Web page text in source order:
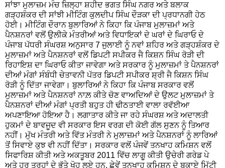
ਸਾਂਝਾ ਮੁਲਾਜ਼ਮ ਮੰਚ ਜ਼ਿਲ੍ਹਾ ਸ਼ਹੀਦ ਭਗਤ ਸਿੰਘ ਨਗਰ ਅਤੇ ਬਲਾਕ
ਗੜ੍ਹਸ਼ੰਕਰ ਦੀ ਸਾਂਝੀ ਮੀਟਿੰਗ ਕੁਲਦੀਪ ਸਿੰਘ ਦੌੜਕਾ ਦੀ ਪ੍ਰਧਾਨਗੀ ਹੇਠ
ਹੋਈ। ਮੀਟਿੰਗ ਦੌਰਾਨ ਬੁਲਾਰਿਆਂ ਨੇ ਕਿਹਾ ਕਿ ਪੰਜਾਬ ਮੁਲਾਜ਼ਮਾਂ ਅਤੇ
ਪੈਨਸ਼ਨਰਾਂ ਵਲੋਂ ਉਲੀਕੇ ਮੰਤਰੀਆਂ ਅਤੇ ਵਿਧਾਇਕਾਂ ਦੇ ਘਰਾਂ ਦੇ ਘਿਰਾਓ ਦੇ
ਪੰਜਾਬ ਪੱਧਰੀ ਸੰਘਰਸ਼ ਅਨੁਸਾਰ 7 ਜੁਲਾਈ ਨੂੰ ਨਵਾਂ ਸ਼ਹਿਰ ਅਤੇ ਗੜ੍ਹਸ਼ੰਕਰ ਦੇ
ਮੁਲਾਜ਼ਮਾਂ ਅਤੇ ਪੈਨਸ਼ਨਰਾਂ ਵਲੋਂ ਡਿਪਟੀ ਸਪੀਕਰ ਜੈ ਕਿਸ਼ਨ ਸਿੰਘ ਰੋੜੀ ਦੀ
ਰਿਹਾਇਸ਼ ਦਾ ਘਿਰਾਓ ਕੀਤਾ ਜਾਵੇਗਾ ਅਤੇ ਸਰਕਾਰ ਨੂੰ ਮੁਲਾਜ਼ਮਾਂ ਤੇ ਪੈਨਸ਼ਨਰਾਂ
ਦੀਆਂ ਮੰਗਾਂ ਸੰਬੰਧੀ ਚੇਤਾਵਨੀ ਪੱਤਰ ਡਿਪਟੀ ਸਪੀਕਰ ਸ਼੍ਰੀ ਜੈ ਕਿਸ਼ਨ ਸਿੰਘ
ਰੋੜੀ ਨੂੰ ਦਿੱਤਾ ਜਾਵੇਗਾ। ਬੁਲਾਰਿਆਂ ਨੇ ਕਿਹਾ ਕਿ ਪੰਜਾਬ ਸਰਕਾਰ ਵਲੋਂ
ਮੁਲਾਜ਼ਮਾਂ ਅਤੇ ਪੈਨਸ਼ਨਰਾਂ ਨਾਲ਼ ਕੀਤੇ ਚੋਣ ਵਾਅਦਿਆਂ ਦੇ ਉਲਟ ਮੁਲਾਜ਼ਮਾਂ ਤੇ
ਪੈਨਸ਼ਨਰਾਂ ਦੀਆਂ ਮੰਗਾਂ ਪ੍ਰਤੀ ਬਹੁਤ ਹੀ ਢੀਠਤਾਈ ਵਾਲਾ ਰਵੱਈਆ
ਅਪਣਾਇਆ ਹੋਇਆ ਹੈ। ਲਗਾਤਾਰ ਕੀਤੇ ਜਾ ਰਹੇ ਸੰਘਰਸ਼ ਅਤੇ ਅਦਾਲਤੀ
ਹੁਕਮਾਂ ਦੇ ਬਾਵਜੂਦ ਵੀ ਸਰਕਾਰ ਇਸ ਵਰਗ ਦੀ ਕੋਈ ਗੱਲ ਸੁਣਨ ਨੂੰ ਤਿਆਰ
ਨਹੀਂ। ਮੁੱਖ ਮੰਤਰੀ ਅਤੇ ਵਿੱਤ ਮੰਤਰੀ ਨੇ ਮੁਲਾਜ਼ਮਾਂ ਅਤੇ ਪੈਨਸ਼ਨਰਾਂ ਨੂੰ ਲਾਰਿਆਂ
ਤੋਂ ਸਿਵਾਏ ਕੁਝ ਵੀ ਨਹੀਂ ਦਿੱਤਾ। ਸਰਕਾਰ ਵਲੋਂ ਪੰਜਵੇਂ ਤਨਖਾਹ ਕਮਿਸ਼ਨ ਵਲੋਂ
ਸਿਫਾਰਿਸ਼ ਕੀਤੀ ਅਤੇ ਅਕਤੂਬਰ 2011 ਵਿੱਚ ਲਾਗੂ ਕੀਤੀ ਉਚੇਰੀ ਗਰੇਡ ਪੇ
ਅਤੇ ਹਰ ਤਰ੍ਹਾਂ ਦੇ ਭੱਤੇ ਖੋਹ ਲਏ ਹਨ, ਛੇਵੇਂ ਤਨਖਾਹ ਕਮਿਸ਼ਨ ਦੇ ਬਕਾਏ ਮਿੱਟੀ